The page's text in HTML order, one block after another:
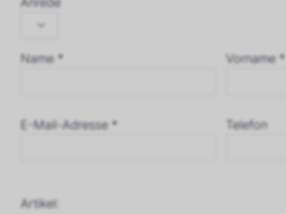
Name * Vorname *
E-Mail-Adresse * Telefon
Artikel: